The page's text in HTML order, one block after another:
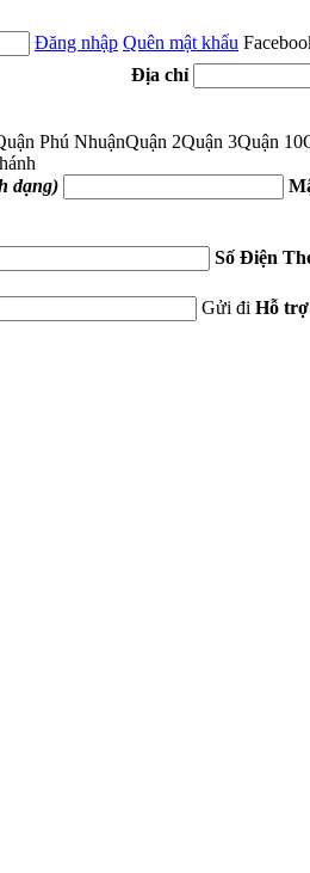
Đăng nhập Quên mật khẩu
Địa chỉ
Phú NhuậnQuận 2Quận 3Quận 10
dạng)
Số Điện
Gửi đi Hỗ